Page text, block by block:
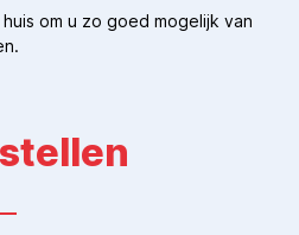
om u zo goed mogelijk van